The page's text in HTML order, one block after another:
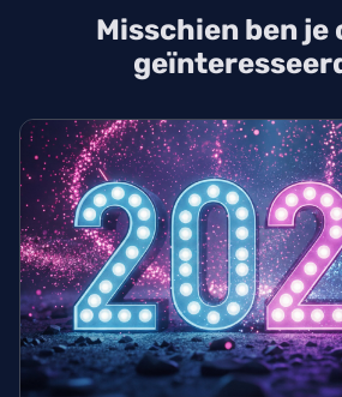
woensdag 16 december in de
Misschien ben je